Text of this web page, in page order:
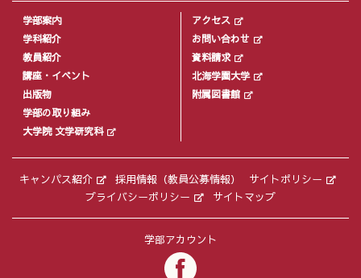
学部案内
学科紹介
教員紹介
講座・イベント
出版物
学部の取り組み
大学院 文学研究科
アクセス
お問い合わせ
資料請求
北海学園大学
附属図書館
キャンパス紹介 採用情報（教員公募情報）
サイトポリシー
プライバシーポリシー
サイトマップ
学部アカウント